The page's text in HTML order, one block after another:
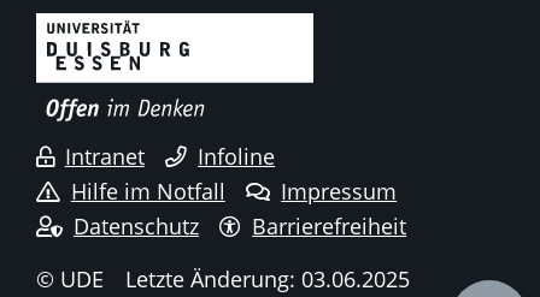
Intranet
Infoline
Hilfe im Notfall
Impressum
Datenschutz
Barrierefreiheit
© UDE
Letzte Änderung: 03.06.2025